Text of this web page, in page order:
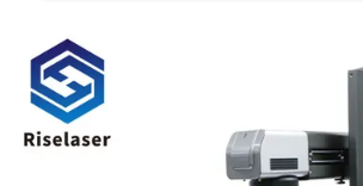
РУССКИЙ
САЙТ